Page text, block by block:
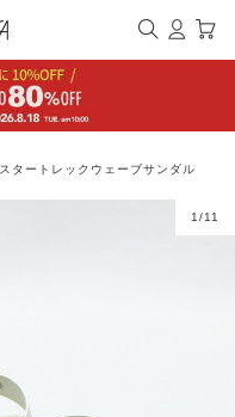
タートレックウェーブサンダル
1 /11